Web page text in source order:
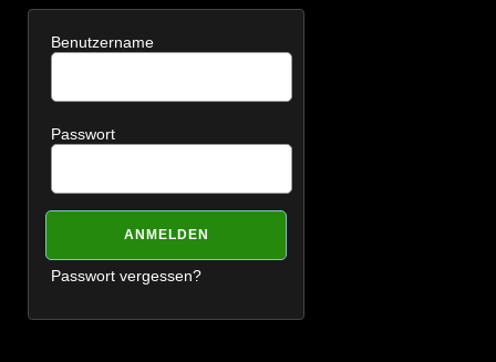
Benutzername
Passwort
Passwort vergessen?